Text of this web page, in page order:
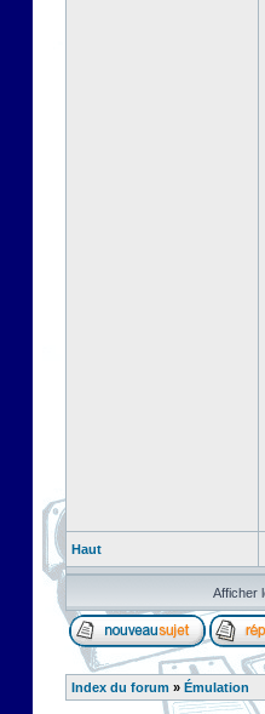
Haut
Afficher
Index du forum » Émulation